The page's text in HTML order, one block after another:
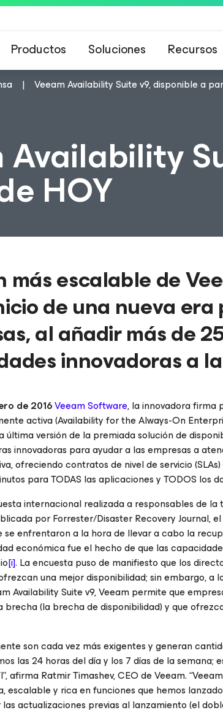
Productos Soluciones Recursos
Veeam Availability Suite v9, disponible a
Availability
HOY
más escalable de
de una nueva
al añadir más de
innovadoras a
de 2016Veeam Software, la innovadora firma
activa (Availability for the Always-On
última versión de la premiada solución de
innovadoras para ayudar a las empresas a
ofreciendo contratos de nivel de servicio
para TODAS las aplicaciones y TODOS los
internacional realizada a responsables de
por Forrester/Disaster Recovery Journal,
se enfrentaron a la hora de llevar a cabo la
económica fue el hecho de que las
[i]. La encuesta puso de manifiesto que los
una mejor disponibilidad; sin embargo, a
Availability Suite v9, Veeam permite que
brecha (la brecha de disponibilidad) y que
son cada vez más exigentes y generan
las 24 horas del día y los 7 días de la semana;
afirma Ratmir Timashev, CEO de Veeam.
escalable y rica en funciones que hemos
actualizaciones previas al lanzamiento (el